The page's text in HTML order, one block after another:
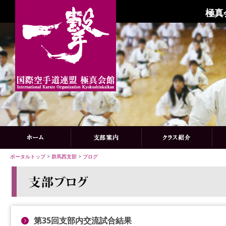
極真
ポータルトップ> 群馬西支部 > ブログ
第35回支部内交流試合結果